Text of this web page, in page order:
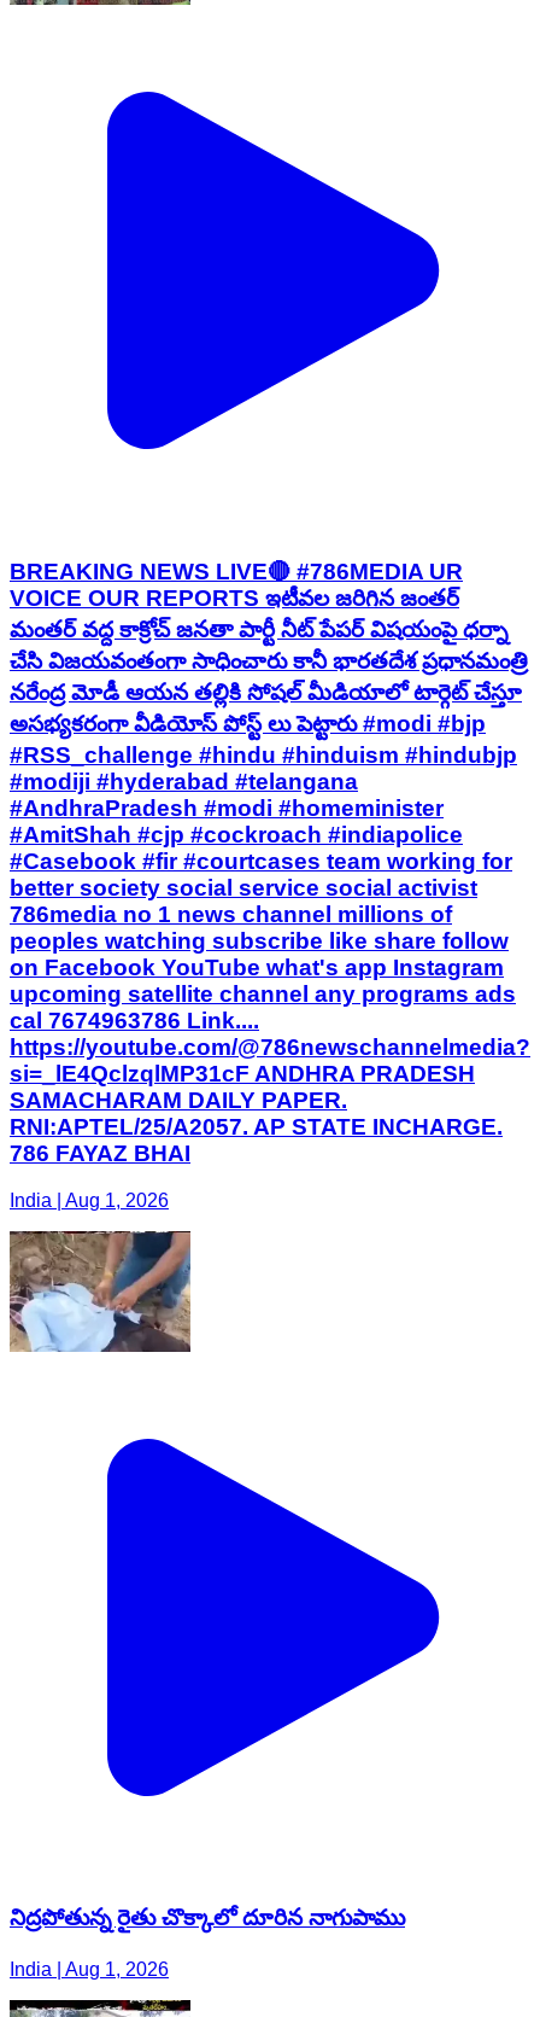
BREAKING NEWS LIVE🔴 #786MEDIA UR
VOICE OUR REPORTS ఇటీవల జరిగిన జంతర్
మంతర్ వద్ద కాక్రోచ్ జనతా పార్టీ నీట్ పేపర్ విషయంపై ధర్నా
చేసి విజయవంతంగా సాధించారు కానీ భారతదేశ ప్రధానమంత్రి
నరేంద్ర మోడీ ఆయన తల్లికి సోషల్ మీడియాలో టార్గెట్ చేస్తూ
అసభ్యకరంగా వీడియోస్ పోస్ట్ లు పెట్టారు #modi #bjp
#RSS_challenge #hindu #hinduism #hindubjp
#modiji #hyderabad #telangana
#AndhraPradesh #modi #homeminister
#AmitShah #cjp #cockroach #indiapolice
#Casebook #fir #courtcases team working for
better society social service social activist
786media no 1 news channel millions of
peoples watching subscribe like share follow
on Facebook YouTube what's app Instagram
upcoming satellite channel any programs ads
cal 7674963786 Link....
https://youtube.com/@786newschannelmedia?
si=_lE4QclzqlMP31cF ANDHRA PRADESH
SAMACHARAM DAILY PAPER.
RNI:APTEL/25/A2057. AP STATE INCHARGE.
786 FAYAZ BHAI
India | Aug 1, 2026
నిద్రపోతున్న రైతు చొక్కాలో దూరిన నాగుపాము
India | Aug 1, 2026